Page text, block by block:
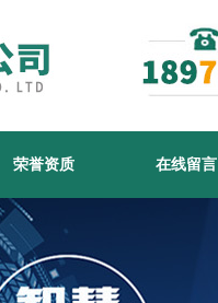
荣誉资质 在线留言